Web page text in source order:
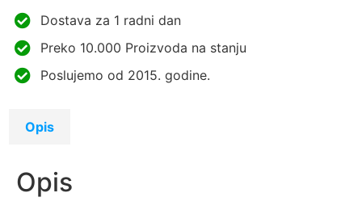
Dostava za 1 radni dan
Preko 10.000 Proizvoda na stanju
Poslujemo od 2015. godine.
Opis
Opis